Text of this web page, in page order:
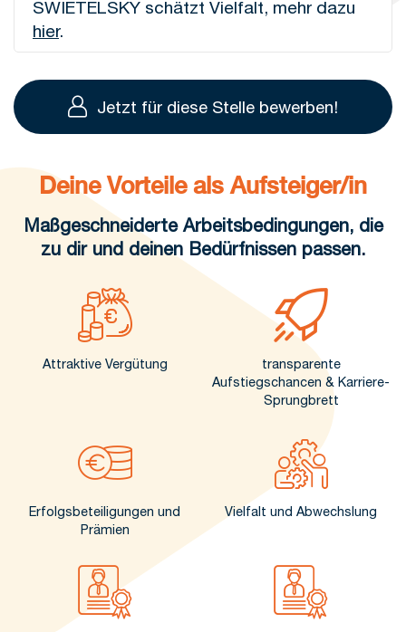
SWIETELSKY schätzt Vielfalt, mehr dazu
hier.
Jetzt für diese Stelle bewerben!
Deine Vorteile als Aufsteiger/in
Maßgeschneiderte Arbeitsbedingungen, die
zu dir und deinen Bedürfnissen passen.
Attraktive Vergütung
transparente
Aufstiegschancen & Karriere-
Sprungbrett
Erfolgsbeteiligungen und
Prämien
Vielfalt und Abwechslung